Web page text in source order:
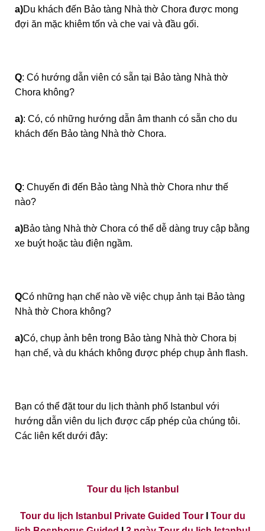
a)Du khách đến Bảo tàng Nhà thờ Chora được mong
đợi ăn mặc khiêm tốn và che vai và đầu gối.
Q: Có hướng dẫn viên có sẵn tại Bảo tàng Nhà thờ
Chora không?
a): Có, có những hướng dẫn âm thanh có sẵn cho du
khách đến Bảo tàng Nhà thờ Chora.
Q: Chuyến đi đến Bảo tàng Nhà thờ Chora như thế
nào?
a)Bảo tàng Nhà thờ Chora có thể dễ dàng truy cập bằng
xe buýt hoặc tàu điện ngầm.
QCó những hạn chế nào về việc chụp ảnh tại Bảo tàng
Nhà thờ Chora không?
a)Có, chụp ảnh bên trong Bảo tàng Nhà thờ Chora bị
hạn chế, và du khách không được phép chụp ảnh flash.
Bạn có thể đặt tour du lịch thành phố Istanbul với
hướng dẫn viên du lịch được cấp phép của chúng tôi.
Các liên kết dưới đây:
Tour du lịch Istanbul
Tour du lịch Istanbul Private Guided TourI Tour du